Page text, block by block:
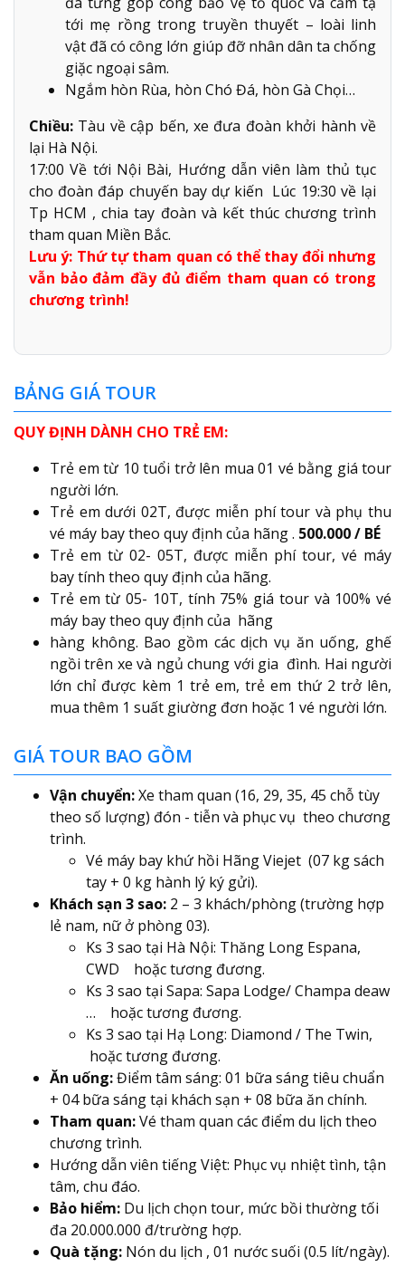
tới mẹ rồng trong truyền thuyết – loài linh
vật đã có công lớn giúp đỡ nhân dân ta chống
giặc ngoại sâm.
Ngắm hòn Rùa, hòn Chó Đá, hòn Gà Chọi…
Chiều: Tàu về cập bến, xe đưa đoàn khởi hành về
lại Hà Nội.
17:00 Về tới Nội Bài, Hướng dẫn viên làm thủ tục
cho đoàn đáp chuyến bay dự kiến Lúc 19:30 về lại
Tp HCM , chia tay đoàn và kết thúc chương trình
tham quan Miền Bắc.
Lưu ý: Thứ tự tham quan có thể thay đổi nhưng
vẫn bảo đảm đầy đủ điểm tham quan có trong
chương trình!
BẢNG GIÁ TOUR
QUY ĐỊNH DÀNH CHO TRẺ EM:
Trẻ em từ 10 tuổi trở lên mua 01 vé bằng giá tour
người lớn.
Trẻ em dưới 02T, được miễn phí tour và phụ thu
vé máy bay theo quy định của hãng . 500.000 / BÉ
Trẻ em từ 02- 05T, được miễn phí tour, vé máy
bay tính theo quy định của hãng.
Trẻ em từ 05- 10T, tính 75% giá tour và 100% vé
máy bay theo quy định của hãng
hàng không. Bao gồm các dịch vụ ăn uống, ghế
ngồi trên xe và ngủ chung với gia đình. Hai người
lớn chỉ được kèm 1 trẻ em, trẻ em thứ 2 trở lên,
mua thêm 1 suất giường đơn hoặc 1 vé người lớn.
GIÁ TOUR BAO GỒM
Vận chuyển:Xe tham quan (16, 29, 35, 45 chỗ tùy
theo số lượng) đón - tiễn và phục vụ theo chương
trình.
Vé máy bay khứ hồi Hãng Viejet (07 kg sách
tay + 0 kg hành lý ký gửi).
Khách sạn 3 sao: 2 – 3 khách/phòng (trường hợp
lẻ nam, nữ ở phòng 03).
Ks 3 sao tại Hà Nội: Thăng Long Espana,
CWD hoặc tương đương.
Ks 3 sao tại Sapa: Sapa Lodge/ Champa deaw
… hoặc tương đương.
Ks 3 sao tại Hạ Long: Diamond / The Twin,
hoặc tương đương.
Ăn uống:Điểm tâm sáng: 01 bữa sáng tiêu chuẩn
+ 04 bữa sáng tại khách sạn + 08 bữa ăn chính.
Tham quan:Vé tham quan các điểm du lịch theo
chương trình.
Hướng dẫn viên tiếng Việt: Phục vụ nhiệt tình, tận
tâm, chu đáo.
Bảo hiểm: Du lịch chọn tour, mức bồi thường tối
đa 20.000.000 đ/trường hợp.
Quà tặng: Nón du lịch , 01 nước suối (0.5 lít/ngày).